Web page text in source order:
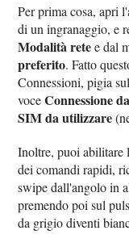
Per prima cosa, apri
di un ingranaggio, e
Modalità retee dal
preferito. Fatto
Connessioni, pigia
voceConnessione
SIM da utilizzare
Inoltre, puoi abilitare
dei comandi rapidi,
swipe dall'angolo in
premendo poi sul
da grigio diventi